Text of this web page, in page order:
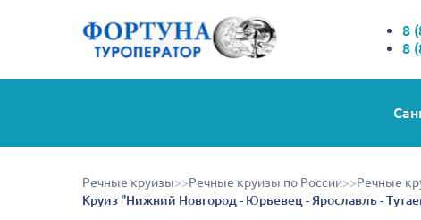
8
8
Речные круизы>>Речные круизы по России>>Речные
Круиз "Нижний Новгород - Юрьевец - Ярославль -